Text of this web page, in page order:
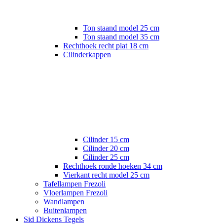
Ton staand model 25 cm
Ton staand model 35 cm
Rechthoek recht plat 18 cm
Cilinderkappen
Cilinder 15 cm
Cilinder 20 cm
Cilinder 25 cm
Rechthoek ronde hoeken 34 cm
Vierkant recht model 25 cm
Tafellampen Frezoli
Vloerlampen Frezoli
Wandlampen
Buitenlampen
Sid Dickens Tegels